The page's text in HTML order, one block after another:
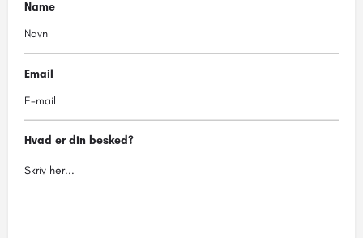
Name
Email
Hvad er din besked?